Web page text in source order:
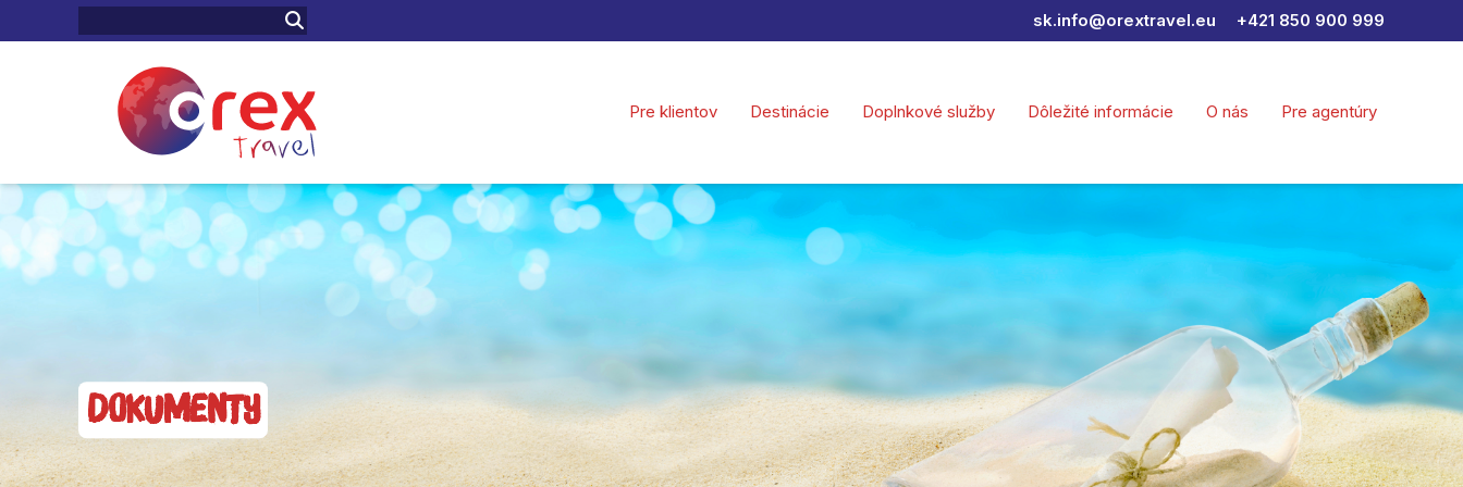
sk.info@orextravel.eu +421 850 900 999
Pre klientov Destinácie Doplnkové služby Dôležité informácie O nás Pre agentúry
Dokumenty